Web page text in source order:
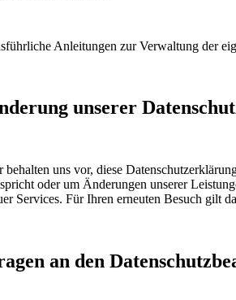
Anleitungen zur Verwaltung der
unserer
behalten uns vor, diese
oder um Änderungen unserer
Services. Für Ihren erneuten Besuch gilt
an den